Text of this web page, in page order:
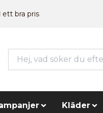
ett bra pris
Kläder